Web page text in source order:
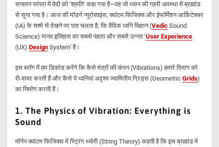
सनातन परंपरा में वेदों को ‘श्रुति’ कहा गया है—वह जो ध्यान की गहरी अवस्था में ब्रह्मांड
से सुना गया है। आज की मॉडर्न न्यूरोसाइंस, क्वांटम फिजिक्स और इंफॉर्मेशन आर्किटेक्चर
(IA) के चश्मे से देखने पर पता चलता है, कि वैदिक ध्वनि विज्ञान (Vedic Sound
Science) मानव इतिहास का सबसे पहला और सबसे उन्नत ‘User Experience
(UX)Design System’ है।
इस ब्लॉग में हम डिकोड करेंगे कि कैसे मंत्रों की कंपन (Vibrations) हमारे दिमाग को
री-वायर करती हैं और कैसे ये ध्वनियां अदृश्य ज्यामितीय ग्रिड्स (GeometricGrids)
का निर्माण करती हैं।
1.The Physics of Vibration: Everything is
Sound
मॉर्नन क्वांटम फिजिक्स में स्ट्रिंग थ्योरी (String Theory) कहती है कि इस ब्रह्मांड में